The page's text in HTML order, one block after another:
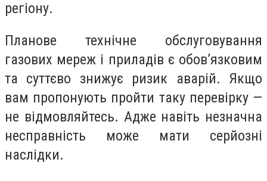
регіону.
Планове технічне обслуговування
газових мереж і приладів є обов’язковим
та суттєво знижує ризик аварій. Якщо
вам пропонують пройти таку перевірку —
не відмовляйтесь. Адже навіть незначна
несправність може мати серйозні
наслідки.